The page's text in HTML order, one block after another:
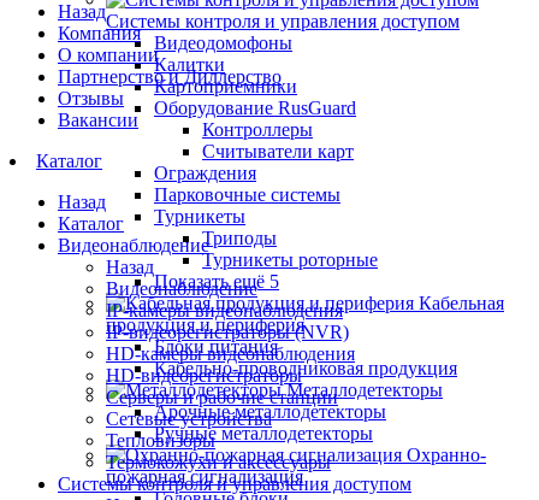
Системы контроля и управления доступом
Видеодомофоны
Калитки
Картоприемники
Оборудование RusGuard
Контроллеры
Считыватели карт
Ограждения
Парковочные системы
Турникеты
Триподы
Турникеты роторные
Показать ещё 5
Кабельная
продукция и периферия
Блоки питания
Кабельно-проводниковая продукция
Металлодетекторы
Арочные металлодетекторы
Ручные металлодетекторы
Охранно-
пожарная сигнализация
Назад
Компания
О компании
Партнерство и Диллерство
Отзывы
Вакансии
Каталог
Назад
Каталог
Видеонаблюдение
Назад
Видеонаблюдение
IP-камеры видеонаблюдения
IP-видеорегистраторы (NVR)
HD-камеры видеонаблюдения
HD-видеорегистраторы
Серверы и рабочие станции
Сетевые устройства
Тепловизоры
Термокожухи и аксессуары
Системы контроля и управления доступом